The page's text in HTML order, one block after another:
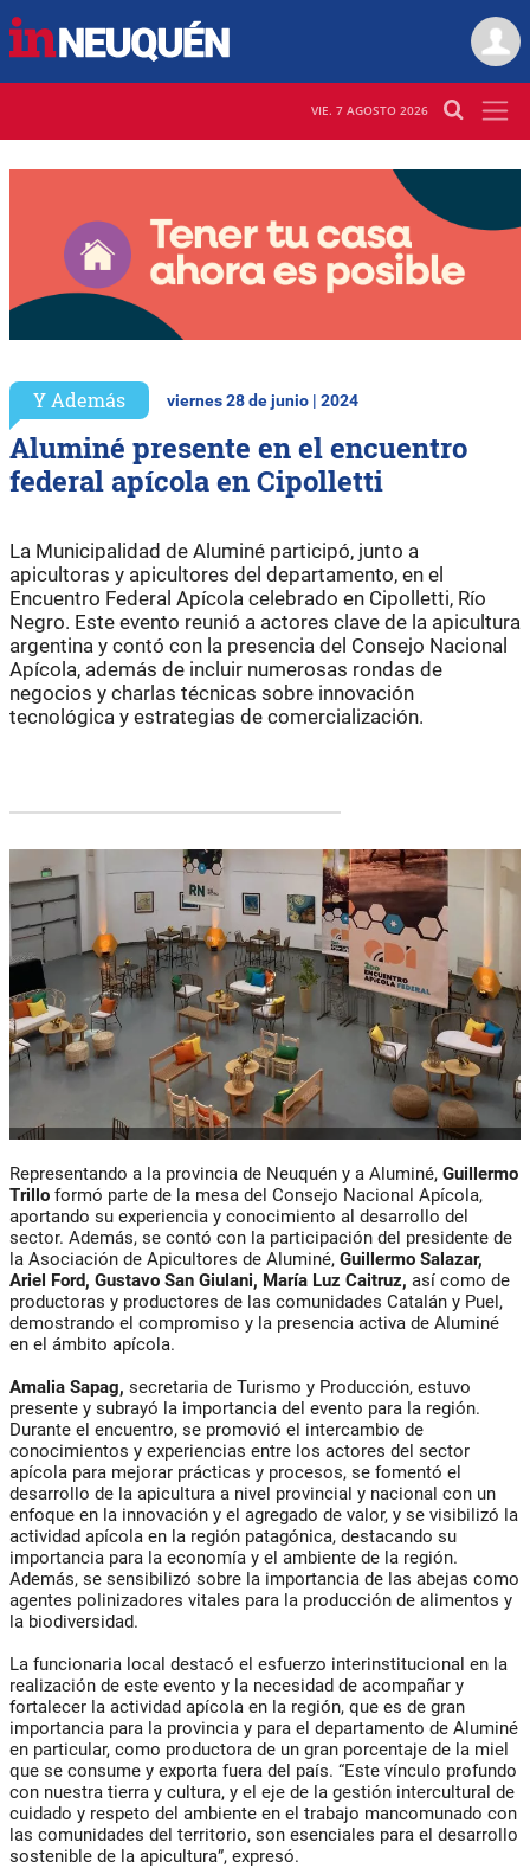
VIE. 7 AGOSTO 2026
Y Además viernes 28 de junio | 2024
Aluminé presente en el encuentro
federal apícola en Cipolletti
La Municipalidad de Aluminé participó, junto a
apicultoras y apicultores del departamento, en el
Encuentro Federal Apícola celebrado en Cipolletti, Río
Negro. Este evento reunió a actores clave de la apicultura
argentina y contó con la presencia del Consejo Nacional
Apícola, además de incluir numerosas rondas de
negocios y charlas técnicas sobre innovación
tecnológica y estrategias de comercialización.
Representando a la provincia de Neuquén y a Aluminé, Guillermo
Trillo formó parte de la mesa del Consejo Nacional Apícola,
aportando su experiencia y conocimiento al desarrollo del
sector. Además, se contó con la participación del presidente de
la Asociación de Apicultores de Aluminé, Guillermo Salazar,
Ariel Ford, Gustavo San Giulani, María Luz Caitruz, así como de
productoras y productores de las comunidades Catalán y Puel,
demostrando el compromiso y la presencia activa de Aluminé
en el ámbito apícola.
Amalia Sapag, secretaria de Turismo y Producción, estuvo
presente y subrayó la importancia del evento para la región.
Durante el encuentro, se promovió el intercambio de
conocimientos y experiencias entre los actores del sector
apícola para mejorar prácticas y procesos, se fomentó el
desarrollo de la apicultura a nivel provincial y nacional con un
enfoque en la innovación y el agregado de valor, y se visibilizó la
actividad apícola en la región patagónica, destacando su
importancia para la economía y el ambiente de la región.
Además, se sensibilizó sobre la importancia de las abejas como
agentes polinizadores vitales para la producción de alimentos y
la biodiversidad.
La funcionaria local destacó el esfuerzo interinstitucional en la
realización de este evento y la necesidad de acompañar y
fortalecer la actividad apícola en la región, que es de gran
importancia para la provincia y para el departamento de Aluminé
en particular, como productora de un gran porcentaje de la miel
que se consume y exporta fuera del país. “Este vínculo profundo
con nuestra tierra y cultura, y el eje de la gestión intercultural de
cuidado y respeto del ambiente en el trabajo mancomunado con
las comunidades del territorio, son esenciales para el desarrollo
sostenible de la apicultura”, expresó.